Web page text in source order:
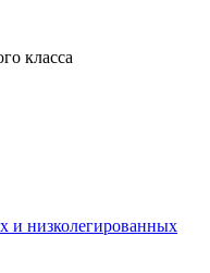
класса
и низколегированных